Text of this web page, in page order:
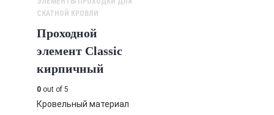
СКАТНОЙ КРОВЛИ
Проходной
элемент Classic
кирпичный
0 out of 5
Кровельный материал